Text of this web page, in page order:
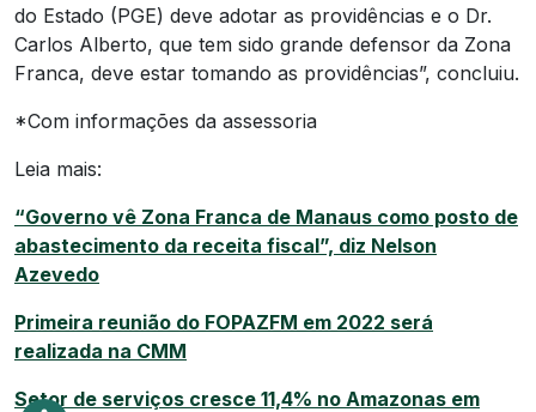
do Estado (PGE) deve adotar as providências e o Dr.
Carlos Alberto, que tem sido grande defensor da Zona
Franca, deve estar tomando as providências”, concluiu.
*Com informações da assessoria
Leia mais:
“Governo vê Zona Franca de Manaus como posto de
abastecimento da receita fiscal”, diz Nelson
Azevedo
Primeira reunião do FOPAZFM em 2022 será
realizada na CMM
Setor de serviços cresce 11,4% no Amazonas em